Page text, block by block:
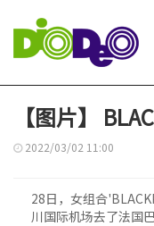
【图片】
2022/03/02 11:00
28日，女组合
川国际机场去了法国巴